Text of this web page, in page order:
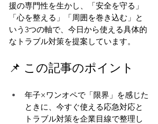
援の専門性を生かし、「安全を守る」
「心を整える」「周囲を巻き込む」と
いう3つの軸で、今日から使える具体的
なトラブル対策を提案しています。
📌 この記事のポイント
年子×ワンオペで「限界」を感じた
ときに、今すぐ使える応急対応と
トラブル対策を企業目線で整理し